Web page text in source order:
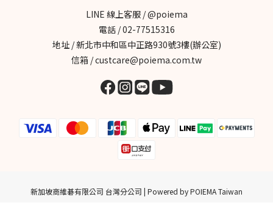
枉錢，水洗濾網更省事番茄媽咪｜告別濾網煩惱，清潔更輕鬆肉桂
打噴嚏｜料理氣味困擾，分解效果有感柴犬七仙女｜多毛家庭適
用，全方位淨化斑斑｜多貓家庭必備，有效改善異味艾莉絲｜過敏
族救星，呼吸更舒適
LINE 線上客服 / @poiema
電話 / 02-77515316
地址 / 新北市中和區中正路930號3樓(辦公室)
信箱 / custcare@poiema.com.tw
新加坡商維碁有限公司 台灣分公司 | Powered by POIEMA Taiwan